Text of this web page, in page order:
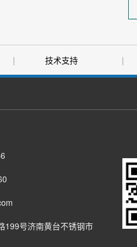
| 技术支持 |
199号济南黄台不锈钢市